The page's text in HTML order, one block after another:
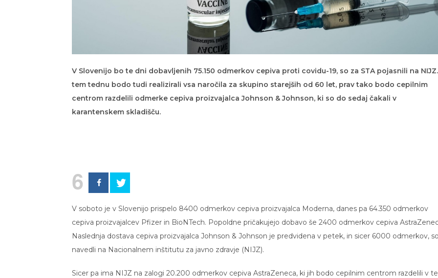
V Slovenijo bo te dni dobavljenih 75.150 odmerkov cepiva proti covidu-19, so za STA pojasnili na
tem tednu bodo tudi realizirali vsa naročila za skupino starejših od 60 let, prav tako bodo cepilnim
centrom razdelili odmerke cepiva proizvajalca Johnson & Johnson, ki so do sedaj čakali v
karantenskem skladišču.
6
V soboto je v Slovenijo prispelo 8400 odmerkov cepiva proizvajalca Moderna, danes pa 64.350 odmerkov
cepiva proizvajalcev Pfizer in BioNTech. Popoldne pričakujejo dobavo še 2400 odmerkov cepiva
Naslednja dostava cepiva proizvajalca Johnson & Johnson je predvidena v petek, in sicer 6000 odmerkov,
navedli na Nacionalnem inštitutu za javno zdravje (NIJZ).
Sicer pa ima NIJZ na zalogi 20.200 odmerkov cepiva AstraZeneca, ki jih bodo cepilnim centrom razdelili v